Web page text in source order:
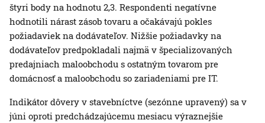
štyri body na hodnotu 2,3. Respondenti negatívne
hodnotili nárast zásob tovaru a očakávajú pokles
požiadaviek na dodávateľov. Nižšie požiadavky na
dodávateľov predpokladali najmä v špecializovaných
predajniach maloobchodu s ostatným tovarom pre
domácnosť a maloobchodu so zariadeniami pre IT.
Indikátor dôvery v stavebníctve (sezónne upravený) sa v
júni oproti predchádzajúcemu mesiacu výraznejšie